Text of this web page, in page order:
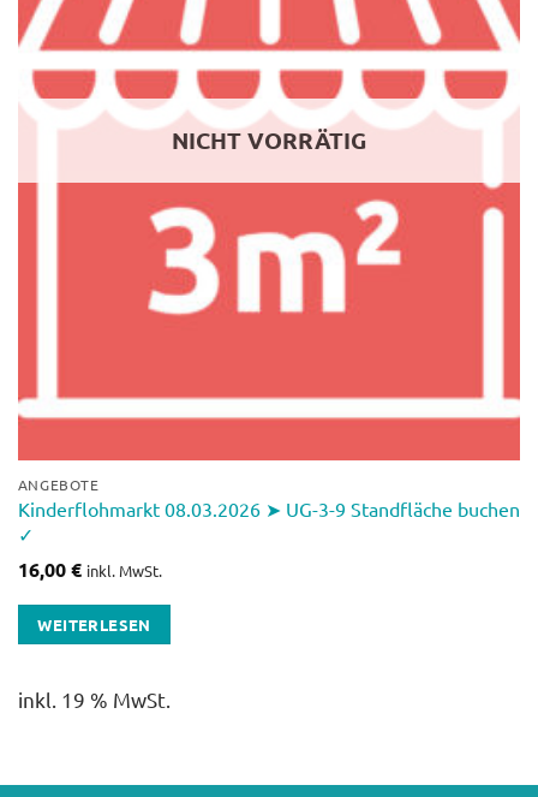
NICHT VORRÄTIG
ANGEBOTE
Kinderflohmarkt 08.03.2026 ➤ UG-3-9 Standfläche buchen
✓
16,00€ inkl. MwSt.
WEITERLESEN
inkl. 19 % MwSt.